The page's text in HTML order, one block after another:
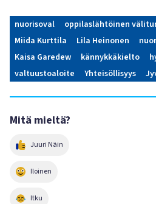
nuorisoval
oppilaslähtöinen
Miida Kurttila
Lila Heinonen
Kaisa Garedew
kännykkäkielto
valtuustoaloite
Yhteisöllisyys
Mitä mieltä?
Juuri Näin
Iloinen
Itku